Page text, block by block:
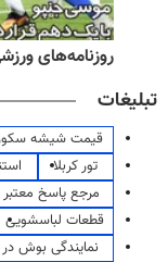
روزنامه‌های ورزشی شنبه
تبلیغات
قیمت شیشه
تور کربلا
مرجع پاسخ
قطعات لباسشویی
نمایندگی بوش در